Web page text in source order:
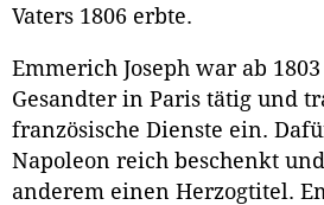
Vaters 1806 erbte.
Emmerich Joseph war ab
Gesandter in Paris tätig und
französische Dienste ein.
Napoleon reich beschenkt
anderem einen Herzogtitel.